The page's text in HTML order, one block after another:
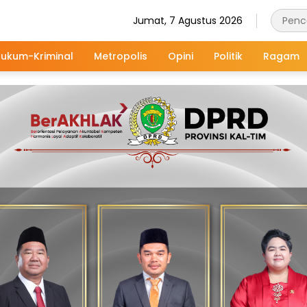
Jumat, 7 Agustus 2026
Kriminal Metropolis Opini Politik Ragam